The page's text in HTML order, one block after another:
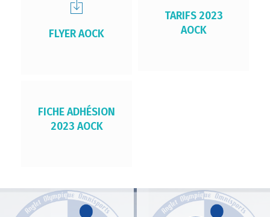
FLYER AOCK
TARIFS 2023
AOCK
FICHE ADHÉSION
2023 AOCK